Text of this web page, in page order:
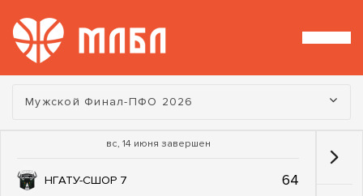
Турнир:
Мужской Финал-ПФО 2026
вс, 14 июня завершен
НГАТУ-СШОР 7 64